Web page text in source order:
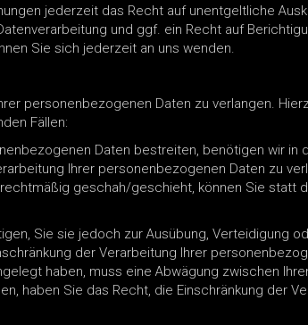
jederzeit das Recht auf unentgeltliche
und ggf. ein Recht auf
Sie sich jederzeit an uns wenden.
personenbezogenen Daten zu verlangen.
Fällen:
Daten bestreiten, benötigen wir in
Ihrer personenbezogenen Daten zu
geschah/geschieht, können Sie statt
Sie sie jedoch zur Ausübung, Verteidigung
der Verarbeitung Ihrer
haben, muss eine Abwägung zwischen
haben Sie das Recht, die Einschränkung der